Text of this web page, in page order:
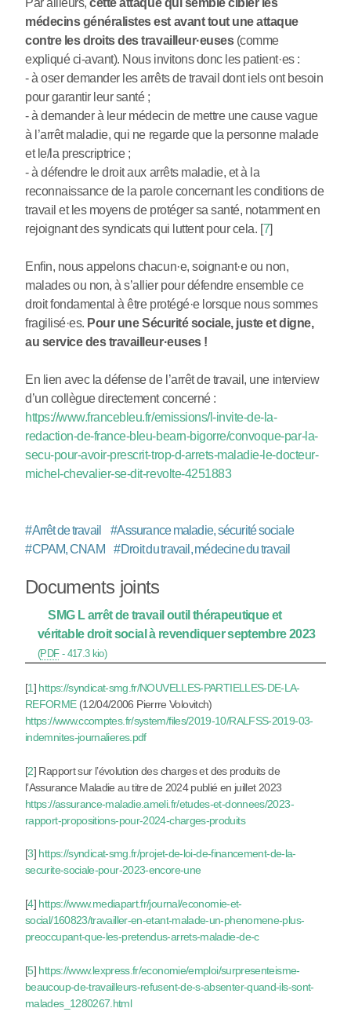
médecins généralistes est avant tout une attaque
contre les droits des travailleur·euses(comme
expliqué ci-avant). Nous invitons donc les patient·es :
- à oser demander les arrêts de travail dont iels ont besoin
pour garantir leur santé ;
- à demander à leur médecin de mettre une cause vague
à l’arrêt maladie, qui ne regarde que la personne malade
et le/la prescriptrice ;
- à défendre le droit aux arrêts maladie, et à la
reconnaissance de la parole concernant les conditions de
travail et les moyens de protéger sa santé, notamment en
rejoignant des syndicats qui luttent pour cela. [7]
Enfin, nous appelons chacun·e, soignant·e ou non,
malades ou non, à s’allier pour défendre ensemble ce
droit fondamental à être protégé·e lorsque nous sommes
fragilisé·es. Pour une Sécurité sociale, juste et digne,
au service des travailleur·euses !
En lien avec la défense de l’arrêt de travail, une interview
d’un collègue directement concerné :
https://www.francebleu.fr/emissions/l-invite-de-la-
redaction-de-france-bleu-bearn-bigorre/convoque-par-la-
secu-pour-avoir-prescrit-trop-d-arrets-maladie-le-docteur-
michel-chevalier-se-dit-revolte-4251883
#Arrêt de travail #Assurance maladie, sécurité sociale
#CPAM, CNAM #Droit du travail, médecine du travail
Documents joints
SMG L arrêt de travail outil thérapeutique et
véritable droit social à revendiquer septembre 2023
(PDF- 417.3 kio)
[1] https://syndicat-smg.fr/NOUVELLES-PARTIELLES-DE-LA-
REFORME(12/04/2006 Pierrre Volovitch)
https://www.ccomptes.fr/system/files/2019-10/RALFSS-2019-03-
indemnites-journalieres.pdf
[2] Rapport sur l’évolution des charges et des produits de
l’Assurance Maladie au titre de 2024 publié en juillet 2023
https://assurance-maladie.ameli.fr/etudes-et-donnees/2023-
rapport-propositions-pour-2024-charges-produits
[3] https://syndicat-smg.fr/projet-de-loi-de-financement-de-la-
securite-sociale-pour-2023-encore-une
[4] https://www.mediapart.fr/journal/economie-et-
social/160823/travailler-en-etant-malade-un-phenomene-plus-
preoccupant-que-les-pretendus-arrets-maladie-de-c
[5] https://www.lexpress.fr/economie/emploi/surpresenteisme-
beaucoup-de-travailleurs-refusent-de-s-absenter-quand-ils-sont-
malades_1280267.html